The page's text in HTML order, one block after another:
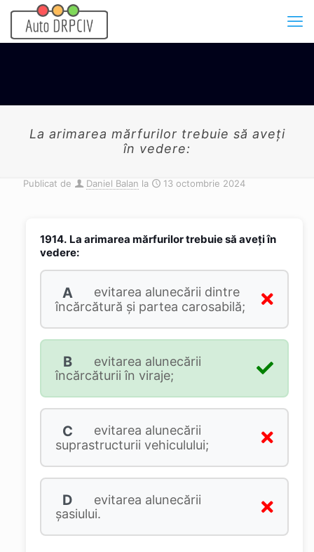
La arimarea mărfurilor trebuie să aveţi
în vedere:
Publicat de Daniel Balan la 13 octombrie 2024
1914. La arimarea mărfurilor trebuie să aveţi în
vedere:
A
evitarea alunecării dintre
încărcătură şi partea carosabilă;
B
evitarea alunecării
încărcăturii în viraje;
C
evitarea alunecării
suprastructurii vehiculului;
D
evitarea alunecării
şasiului.